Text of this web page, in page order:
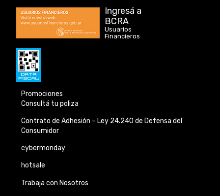
Ingresá a
BCRA
Usuarios
Financieros
Promociones
Consultá tu poliza
Contrato de Adhesión – Ley 24.240 de Defensa del
Consumidor
cybermonday
hotsale
Trabaja con Nosotros